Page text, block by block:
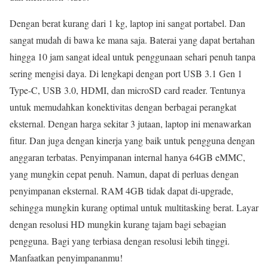
Dengan berat kurang dari 1 kg, laptop ini sangat portabel. Dan
sangat mudah di bawa ke mana saja. Baterai yang dapat bertahan
hingga 10 jam sangat ideal untuk penggunaan sehari penuh tanpa
sering mengisi daya. Di lengkapi dengan port USB 3.1 Gen 1
Type-C, USB 3.0, HDMI, dan microSD card reader. Tentunya
untuk memudahkan konektivitas dengan berbagai perangkat
eksternal. Dengan harga sekitar 3 jutaan, laptop ini menawarkan
fitur. Dan juga dengan kinerja yang baik untuk pengguna dengan
anggaran terbatas. Penyimpanan internal hanya 64GB eMMC,
yang mungkin cepat penuh. Namun, dapat di perluas dengan
penyimpanan eksternal. RAM 4GB tidak dapat di-upgrade,
sehingga mungkin kurang optimal untuk multitasking berat. Layar
dengan resolusi HD mungkin kurang tajam bagi sebagian
pengguna. Bagi yang terbiasa dengan resolusi lebih tinggi.
Manfaatkan penyimpananmu!